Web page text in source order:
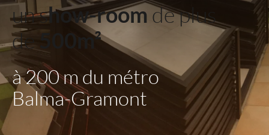
un show-room de plus
de 500m²
à 200 m du métro
Balma-Gramont